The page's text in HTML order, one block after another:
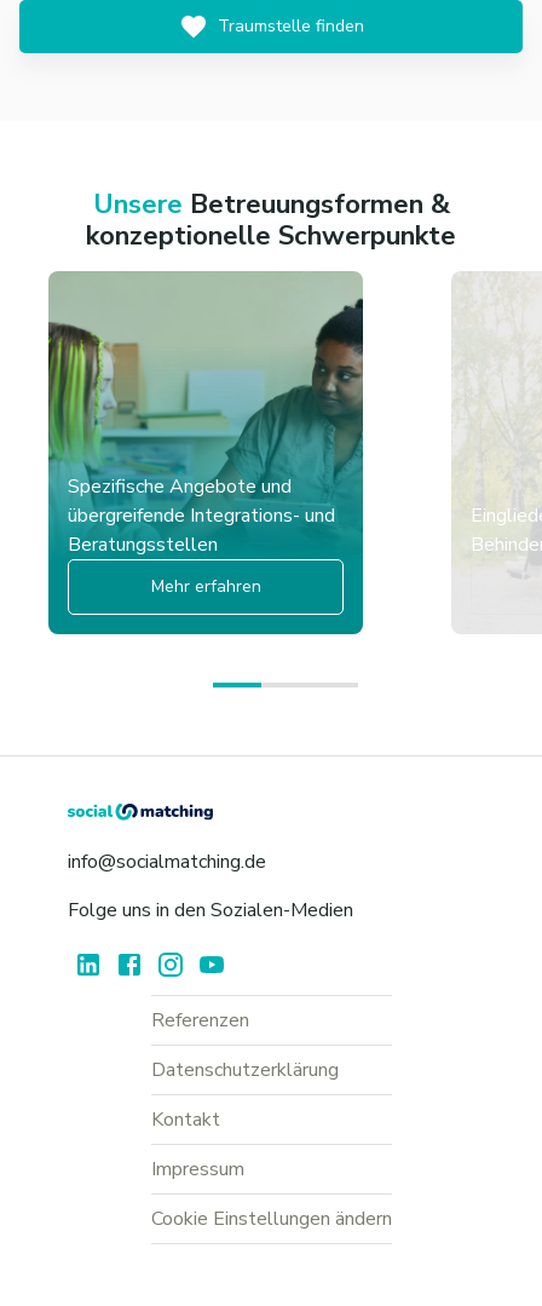
Traumstelle finden
Unsere Betreuungsformen &
konzeptionelle Schwerpunkte
Spezifische Angebote und
übergreifende Integrations- und
Beratungsstellen
Mehr erfahren
info@socialmatching.de
Folge uns in den Sozialen-Medien
Referenzen
Datenschutzerklärung
Kontakt
Impressum
Cookie Einstellungen ändern